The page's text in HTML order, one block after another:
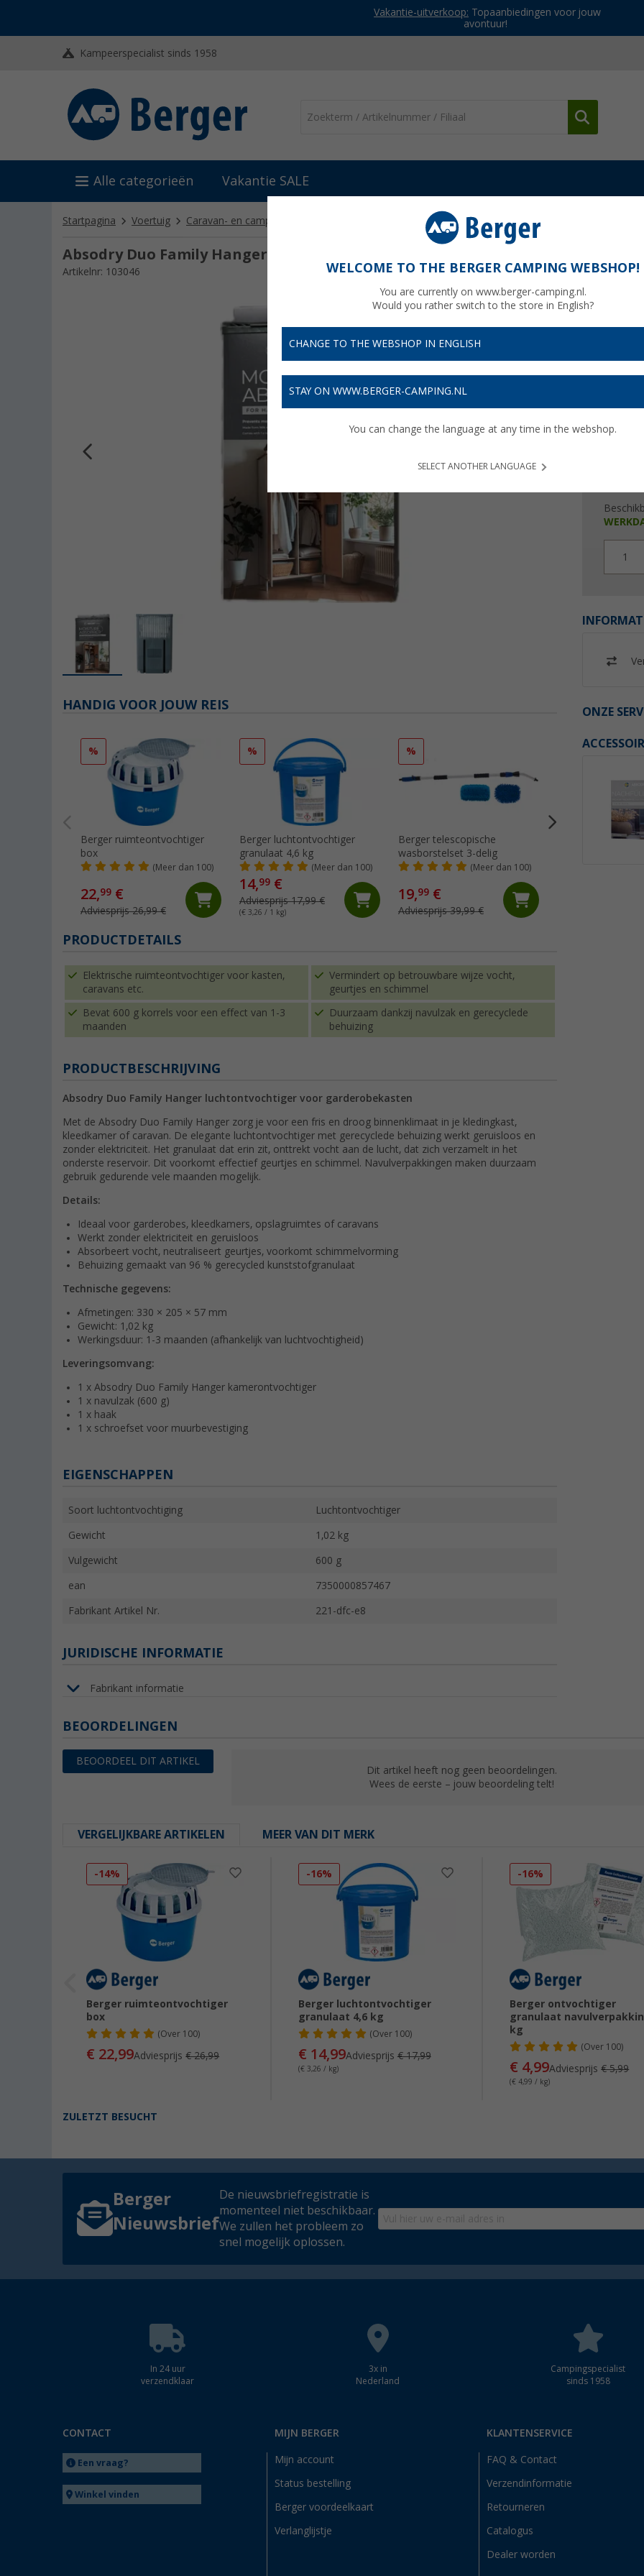
Vakantie-uitverkoop: Topaanbiedingen voor jouw
avontuur!
Kampeerspecialist sinds 1958
Alle categorieën Vakantie SALE
Startpagina Voertuig Caravan- en camper reiniging en onderhoud Ontvochtiger & Luchtzuiveraar
Absodry Duo Family Hanger luchtontvochtiger voor kasten 600 g
Artikelnr: 103046
€
1
ONZE
HANDIG VOOR JOUW REIS
%
Berger ruimteontvochtiger
box
(Meer dan 100)
22,99 €
Adviesprijs 26,99 €
%
Berger luchtontvochtiger
granulaat 4,6 kg
(Meer dan 100)
14,99 €
Adviesprijs 17,99 €
(€ 3,26 / 1 kg)
%
Berger telescopische
wasborstelset 3-delig
(Meer dan 100)
19,99 €
Adviesprijs 39,99 €
Thetford
PRODUCTDETAILS
Elektrische ruimteontvochtiger voor kasten,
caravans etc.
Vermindert op betrouwbare wijze vocht,
geurtjes en schimmel
Bevat 600 g korrels voor een effect van 1-3
maanden
Duurzaam dankzij navulzak en gerecyclede
behuizing
PRODUCTBESCHRIJVING
Absodry Duo Family Hanger luchtontvochtiger voor garderobekasten
Met de Absodry Duo Family Hanger zorg je voor een fris en droog binnenklimaat in je kledingkast,
kleedkamer of caravan. De elegante luchtontvochtiger met gerecyclede behuizing werkt geruisloos en
zonder elektriciteit. Het granulaat dat erin zit, onttrekt vocht aan de lucht, dat zich verzamelt in het
onderste reservoir. Dit voorkomt effectief geurtjes en schimmel. Navulverpakkingen maken duurzaam
gebruik gedurende vele maanden mogelijk.
Details:
Ideaal voor garderobes, kleedkamers, opslagruimtes of caravans
Werkt zonder elektriciteit en geruisloos
Absorbeert vocht, neutraliseert geurtjes, voorkomt schimmelvorming
Behuizing gemaakt van 96 % gerecycled kunststofgranulaat
Technische gegevens:
Afmetingen: 330 × 205 × 57 mm
Gewicht: 1,02 kg
Werkingsduur: 1-3 maanden (afhankelijk van luchtvochtigheid)
Leveringsomvang:
1 x Absodry Duo Family Hanger kamerontvochtiger
1 x navulzak (600 g)
1 x haak
1 x schroefset voor muurbevestiging
EIGENSCHAPPEN
Soort luchtontvochtiging Luchtontvochtiger
Gewicht 1,02 kg
Vulgewicht 600 g
ean 7350000857467
Fabrikant Artikel Nr. 221-dfc-e8
JURIDISCHE INFORMATIE
Fabrikant informatie
BEOORDELINGEN
BEOORDEEL DIT ARTIKEL
Dit artikel heeft nog geen beoordelingen.
Wees de eerste – jouw beoordeling telt!
VERGELIJKBARE ARTIKELEN MEER VAN DIT MERK
-14%
Berger ruimteontvochtiger
box
(Over 100)
€ 22,99Adviesprijs€ 26,99
-16%
Berger luchtontvochtiger
granulaat 4,6 kg
(Over100)
€ 14,99Adviesprijs € 17,99
(€ 3,26 / kg)
-16%
Berger ontvochtiger
granulaat
kg
(Over 100)
€ 4,99Adviesprijs€ 5,99
(€ 4,99 / kg)
ZULETZT BESUCHT
Berger
Nieuwsbrief
De nieuwsbriefregistratie is
momenteel niet beschikbaar.
We zullen het probleem zo
snel mogelijk oplossen.
In 24 uur
verzendklaar
3x in
Nederland
Campingspecialist
sinds 1958
CONTACT
Een vraag?
Winkel vinden
MIJN BERGER
Mijn account
Status bestelling
Berger voordeelkaart
Verlanglijstje
KLANTENSERVICE
FAQ & Contact
Verzendinformatie
Retourneren
Catalogus
Dealer worden
WELCOME TO THE BERGER CAMPING WEBSHOP!
You are currently on www.berger-camping.nl.
Would you rather switch to the store in English?
CHANGE TO THE WEBSHOP IN ENGLISH
STAY ON WWW.BERGER-CAMPING.NL
You can change the language at any time in the webshop.
SELECT ANOTHER LANGUAGE